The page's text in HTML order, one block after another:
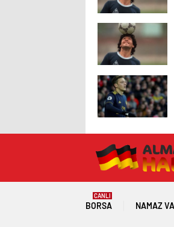
BORSA
CANLI
NAMAZ